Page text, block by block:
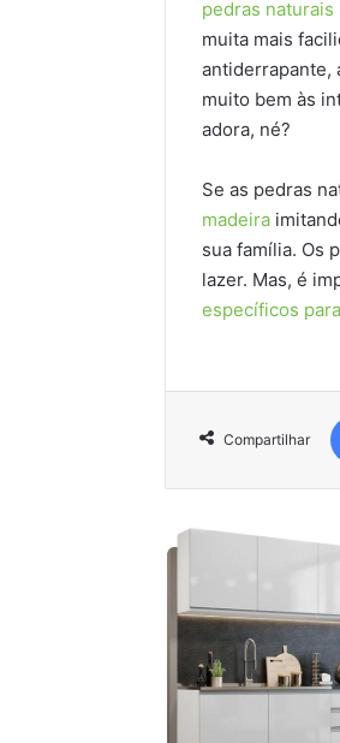
pedras naturais
muita mais
antiderrapante,
muito bem às
adora, né?
Se as pedras
madeira
sua família. Os
lazer. Mas, é
específicos
Compartilhar